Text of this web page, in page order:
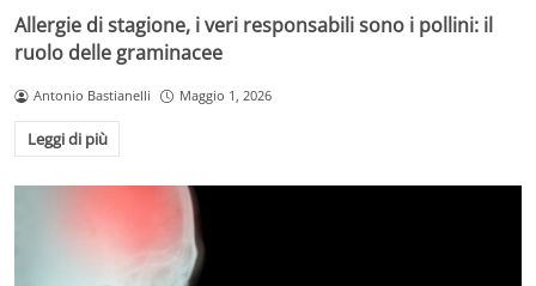
Allergie di stagione, i veri responsabili sono i pollini: il
ruolo delle graminacee
Antonio Bastianelli Maggio 1, 2026
Leggi di più